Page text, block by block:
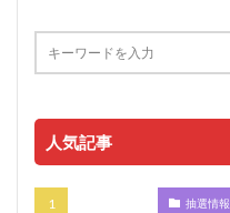
人気記事
抽選情報